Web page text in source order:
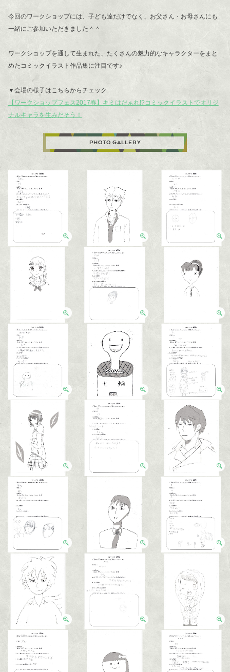
今回のワークショップには、子ども達だけでなく、お父さん・お母さんにも
一緒にご参加いただきました＾＾
ワークショップを通して生まれた、たくさんの魅力的なキャラクターをまと
めたコミックイラスト作品集に注目です♪
▼会場の様子はこちらからチェック
【ワークショップフェス2017春】キミはだぁれ!?コミックイラストでオリジ
ナルキャラを生みだそう！
PHOTO GALLERY